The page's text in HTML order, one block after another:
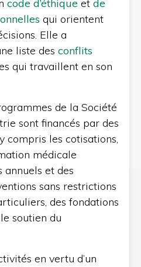
code d’éthique et de
qui orientent
Elle a
liste des conflits
qui travaillent en son
de la Société
sont financés par des
compris les cotisations,
médicale
annuels et des
sans restrictions
des fondations
soutien du
en vertu d’un